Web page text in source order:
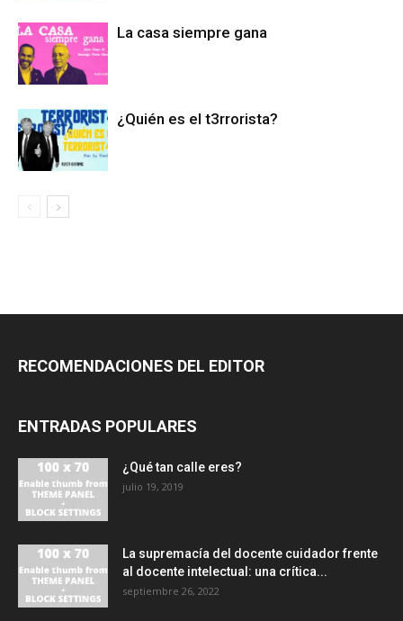
La casa siempre gana
¿Quién es el t3rrorista?
RECOMENDACIONES DEL EDITOR
ENTRADAS POPULARES
¿Qué tan calle eres?
julio 19, 2019
La supremacía del docente cuidador frente
al docente intelectual: una crítica...
septiembre 26, 2022